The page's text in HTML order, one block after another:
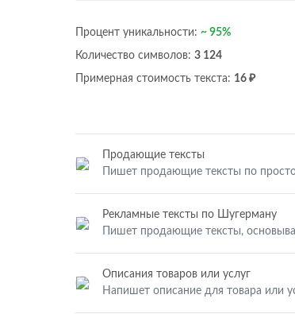
Процент уникальности: ~ 95%
Количество символов: 3 124
Примерная стоимость текста: 16 ₽
Продающие тексты
Пишет продающие тексты по
Рекламные тексты по Шугерману
Пишет продающие тексты,
Описания товаров или услуг
Напишет описание для товара или